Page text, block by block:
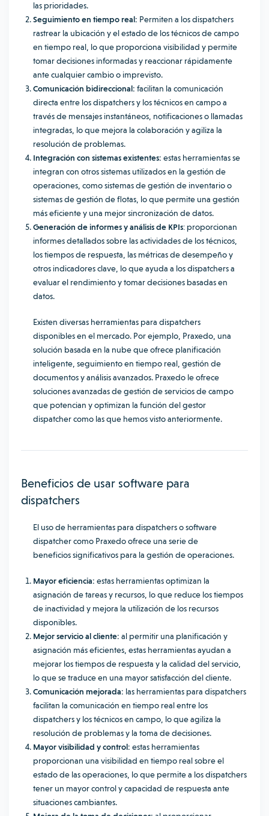
las prioridades.
Seguimiento en tiempo real: Permiten a los dispatchers
rastrear la ubicación y el estado de los técnicos de campo
en tiempo real, lo que proporciona visibilidad y permite
tomar decisiones informadas y reaccionar rápidamente
ante cualquier cambio o imprevisto.
Comunicación bidireccional: facilitan la comunicación
directa entre los dispatchers y los técnicos en campo a
través de mensajes instantáneos, notificaciones o llamadas
integradas, lo que mejora la colaboración y agiliza la
resolución de problemas.
Integración con sistemas existentes: estas herramientas se
integran con otros sistemas utilizados en la gestión de
operaciones, como sistemas de gestión de inventario o
sistemas de gestión de flotas, lo que permite una gestión
más eficiente y una mejor sincronización de datos.
Generación de informes y análisis de KPIs: proporcionan
informes detallados sobre las actividades de los técnicos,
los tiempos de respuesta, las métricas de desempeño y
otros indicadores clave, lo que ayuda a los dispatchers a
evaluar el rendimiento y tomar decisiones basadas en
datos.
Existen diversas herramientas para dispatchers
disponibles en el mercado. Por ejemplo, Praxedo, una
solución basada en la nube que ofrece planificación
inteligente, seguimiento en tiempo real, gestión de
documentos y análisis avanzados. Praxedo le ofrece
soluciones avanzadas de gestión de servicios de campo
que potencian y optimizan la función del gestor
dispatcher como las que hemos visto anteriormente.
Beneficios de usar software para
dispatchers
El uso de herramientas para dispatchers o software
dispatcher como Praxedo ofrece una serie de
beneficios significativos para la gestión de operaciones.
Mayor eficiencia: estas herramientas optimizan la
asignación de tareas y recursos, lo que reduce los tiempos
de inactividad y mejora la utilización de los recursos
disponibles.
Mejor servicio al cliente: al permitir una planificación y
asignación más eficientes, estas herramientas ayudan a
mejorar los tiempos de respuesta y la calidad del servicio,
lo que se traduce en una mayor satisfacción del cliente.
Comunicación mejorada: las herramientas para dispatchers
facilitan la comunicación en tiempo real entre los
dispatchers y los técnicos en campo, lo que agiliza la
resolución de problemas y la toma de decisiones.
Mayor visibilidad y control: estas herramientas
proporcionan una visibilidad en tiempo real sobre el
estado de las operaciones, lo que permite a los dispatchers
tener un mayor control y capacidad de respuesta ante
situaciones cambiantes.